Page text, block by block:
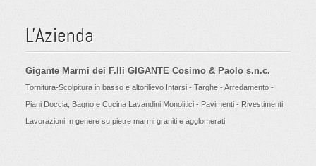
L'Azienda
Gigante Marmi dei F.lli GIGANTE Cosimo & Paolo s.n.c.
Tornitura-Scolpitura in basso e altorilievo Intarsi - Targhe - Arredamento -
Piani Doccia, Bagno e Cucina Lavandini Monolitici - Pavimenti - Rivestimenti
Lavorazioni In genere su pietre marmi graniti e agglomerati